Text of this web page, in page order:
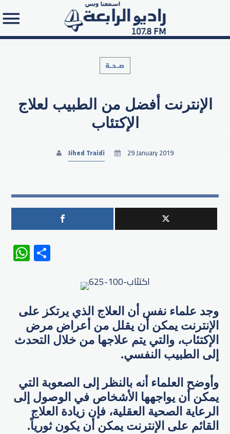
Search in the website:
صـحـة
الإنترنت أفضل من الطبيب لعلاج
الإكتئاب
Jihed Traidi 29 January 2019
WhatsApp
وجد علماء نفس أن العلاج الذي يرتكز على
الإنترنت يمكن أن يقلل من أعراض مرض
الإكتئاب، والتي يتم علاجها من خلال التحدث
إلى الطبيب النفسي.
وأوضح العلماء أنه بالنظر إلى الصعوبة التي
يمكن أن يواجهها الأشخاص في الوصول إلى
الرعاية الصحية العقلية، فإن زيادة العلاج
القائم على الإنترنت يمكن أن يكون ثورياً.